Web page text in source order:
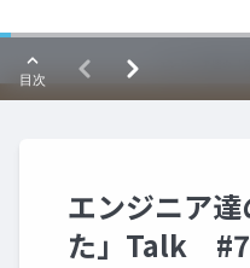
エンジニア
た」Talk